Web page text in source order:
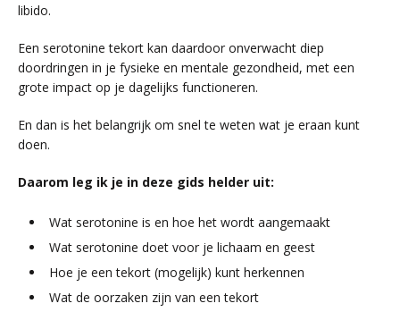
libido.
Een serotonine tekort kan daardoor onverwacht diep
doordringen in je fysieke en mentale gezondheid, met een
grote impact op je dagelijks functioneren.
En dan is het belangrijk om snel te weten wat je eraan kunt
doen.
Daarom leg ik je in deze gids helder uit:
Wat serotonine is en hoe het wordt aangemaakt
Wat serotonine doet voor je lichaam en geest
Hoe je een tekort (mogelijk) kunt herkennen
Wat de oorzaken zijn van een tekort